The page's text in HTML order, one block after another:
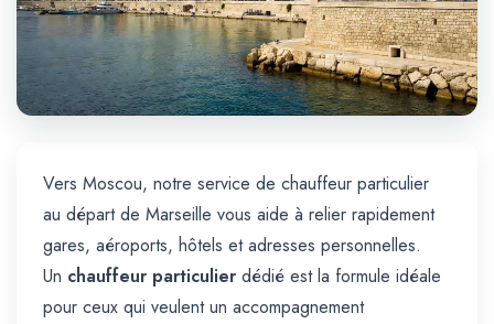
Vers Moscou, notre service de chauffeur particulier
au départ de Marseille vous aide à relier rapidement
gares, aéroports, hôtels et adresses personnelles.
Un chauffeur particulier dédié est la formule idéale
pour ceux qui veulent un accompagnement